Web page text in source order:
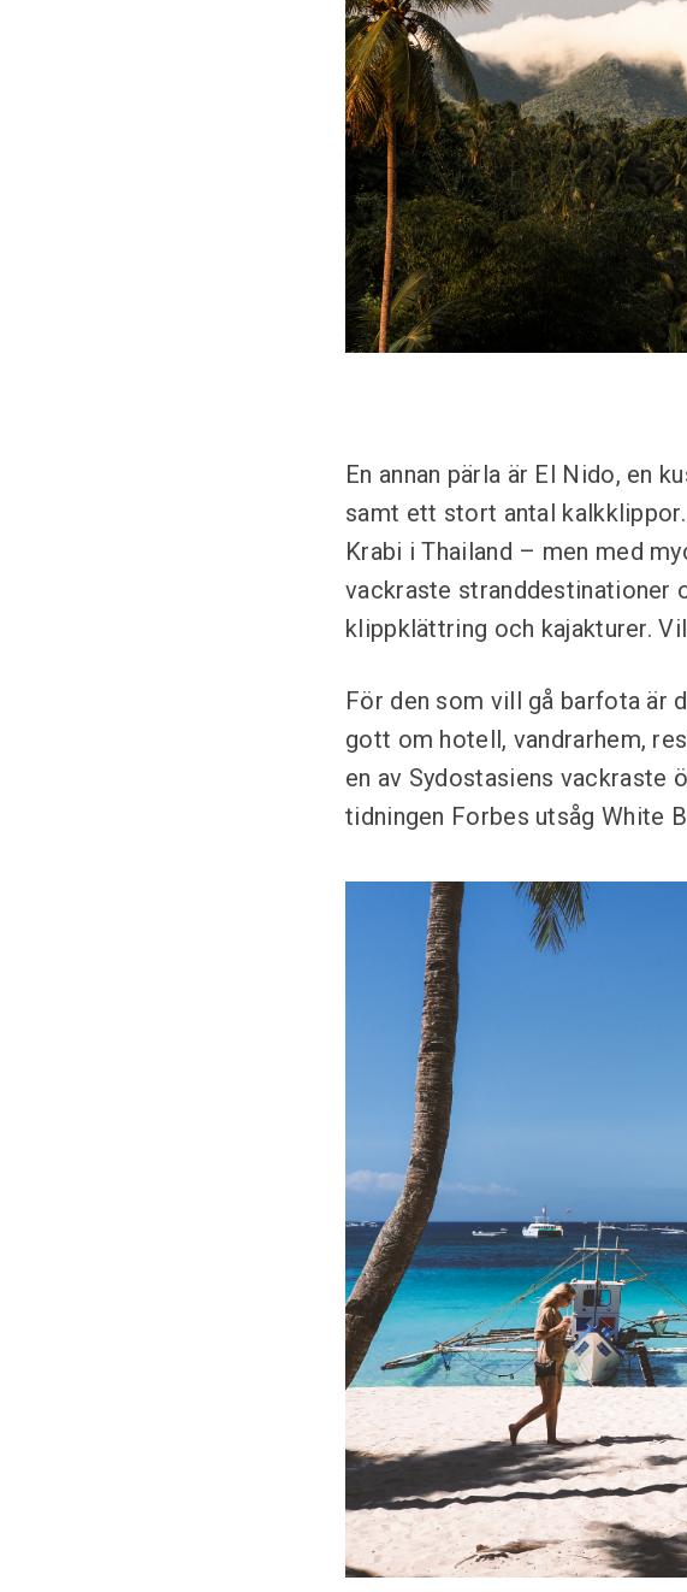
En annan pärla är El Nido, en
samt ett stort antal
Krabi i Thailand – men med
vackraste stranddestinationer
klippklättring och kajakturer.
För den som vill gå barfota är
gott om hotell, vandrarhem,
en av Sydostasiens vackraste
tidningen Forbes utsåg White